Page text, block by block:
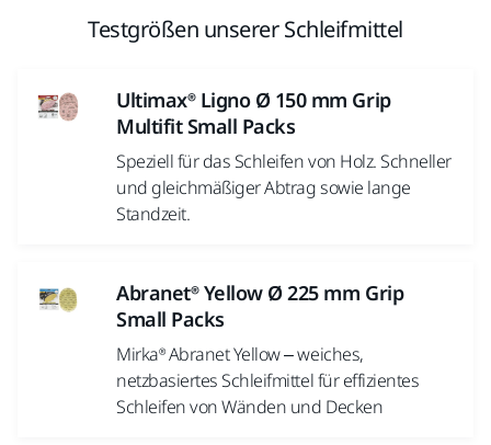
Testgrößen unserer Schleifmittel
Ultimax® Ligno Ø 150 mm Grip
Multifit Small Packs
Speziell für das Schleifen von Holz. Schneller
und gleichmäßiger Abtrag sowie lange
Standzeit.
Abranet® Yellow Ø 225 mm Grip
Small Packs
Mirka® Abranet Yellow – weiches,
netzbasiertes Schleifmittel für effizientes
Schleifen von Wänden und Decken